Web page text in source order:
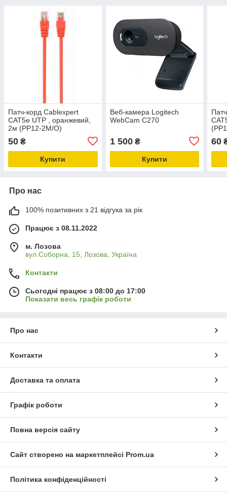
Патч-корд Cablexpert
CAT5e UTP , оранжевий,
2м (PP12-2M/O)
50 ₴
Купити
Веб-камера Logitech
WebCam C270
1 500₴
Купити
60
Про нас
100% позитивних з 21 відгука за рік
Працює з 08.11.2022
м. Лозова
вул.Соборна, 15, Лозова, Україна
Контакти
Сьогодні працює з 08:00 до 17:00
Показати весь графік роботи
Про нас
Контакти
Доставка та оплата
Графік роботи
Повна версія сайту
Сайт створено на маркетплейсі Prom.ua
Політика конфіденційності